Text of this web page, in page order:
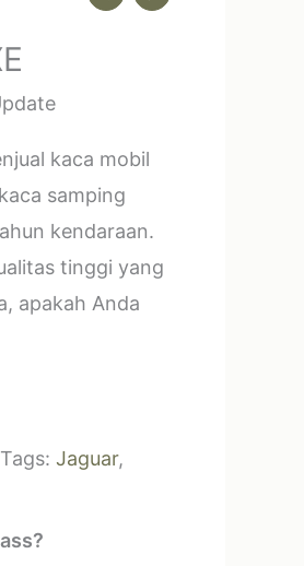
kaca mobil
samping
kendaraan.
tinggi yang
apakah Anda
Tags: Jaguar,